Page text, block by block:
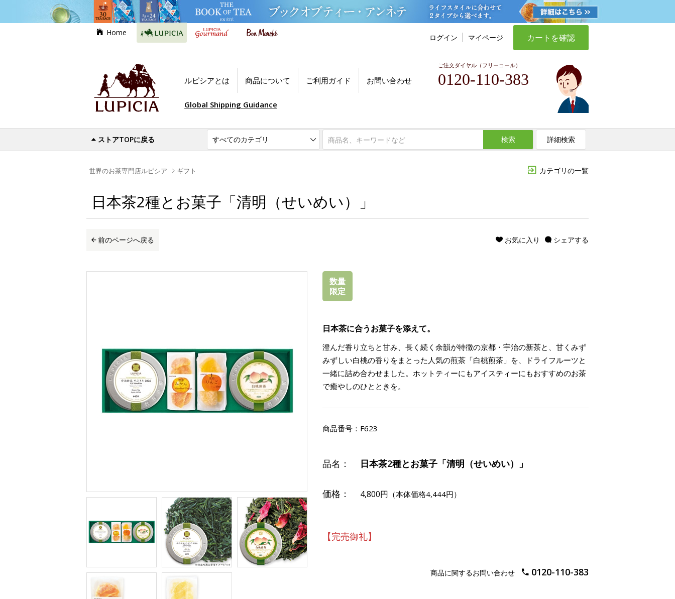
Home
ログイン マイページ カートを確認
ルピシアとは 商品について ご利用ガイド お問い合わせ
ご注文ダイヤル（フリーコール）
0120-110-383
Global Shipping Guidance
ストアTOPに戻る 検索 詳細検索
カテゴリの一覧
世界のお茶専門店ルピシア ギフト
日本茶2種とお菓子「清明（せいめい）」
前のページへ戻る シェアする
お気に入り
数量
限定
日本茶に合うお菓子を添えて。
澄んだ香り立ちと甘み、長く続く余韻が特徴の京都・宇治の新茶と、甘くみず
みずしい白桃の香りをまとった人気の煎茶「白桃煎茶」を、ドライフルーツと
一緒に詰め合わせました。ホットティーにもアイスティーにもおすすめのお茶
で癒やしのひとときを。
商品番号： F623
品名： 日本茶2種とお菓子「清明（せいめい）」
価格： 4,800円 （本体価格4,444円）
【完売御礼】
商品に関するお問い合わせ 0120-110-383